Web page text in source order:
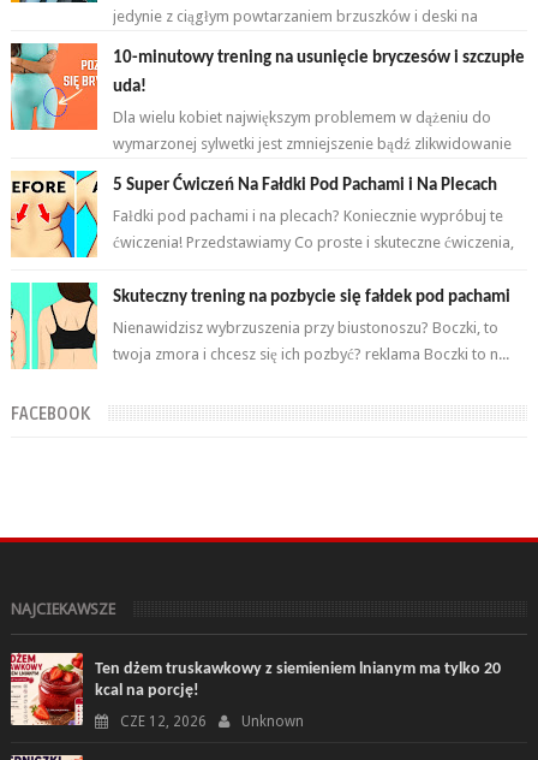
jedynie z ciągłym powtarzaniem brzuszków i deski na
10-minutowy trening na usunięcie bryczesów i szczupłe
uda!
Dla wielu kobiet największym problemem w dążeniu do
wymarzonej sylwetki jest zmniejszenie bądź zlikwidowanie
tkanki tłuszczowej w okoli...
5 Super Ćwiczeń Na Fałdki Pod Pachami i Na Plecach
Fałdki pod pachami i na plecach? Koniecznie wypróbuj te
ćwiczenia! Przedstawiamy Co proste i skuteczne ćwiczenia,
Skuteczny trening na pozbycie się fałdek pod pachami
Nienawidzisz wybrzuszenia przy biustonoszu? Boczki, to
twoja zmora i chcesz się ich pozbyć? reklama Boczki to n...
FACEBOOK
NAJCIEKAWSZE
Ten dżem truskawkowy z siemieniem lnianym ma tylko 20
kcal na porcję!
CZE 12, 2026 Unknown